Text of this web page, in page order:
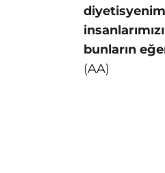
bunların
(AA)